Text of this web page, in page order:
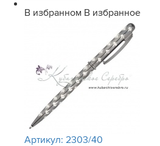
В избранном В избранное
Артикул: 2303/40